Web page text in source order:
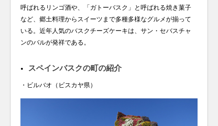
呼ばれるリンゴ酒や、「ガトーバスク」と呼ばれる焼き菓子
など、郷土料理からスイーツまで多種多様なグルメが揃って
いる。近年人気のバスクチーズケーキは、サン・セバスチャ
ンのバルが発祥である。
スペインバスクの町の紹介
・ビルバオ（ビスカヤ県）